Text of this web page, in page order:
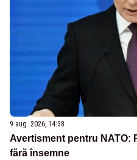
9 aug. 2026, 14:38
Avertisment pentru NATO:
fără însemne